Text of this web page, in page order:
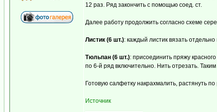
12 раз. Ряд закончить с помощью соед. ст.
Далее работу продолжить согласно схеме
Листик (6 шт.): каждый листик вязать
Тюльпан (6 шт.): присоединить пряжу
по 6-й ряд включительно. Нить отрезать.
Готовую салфетку накрахмалить, растянуть
Источник